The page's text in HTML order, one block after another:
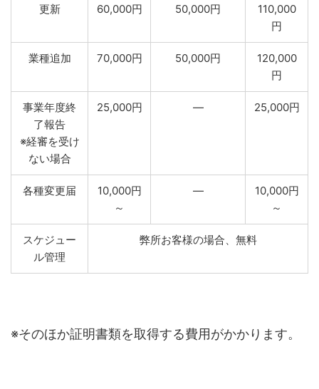
更新 60,000円 50,000円
110,000
円
業種追加 70,000円 50,000円
120,000
円
事業年度終
了報告
※経審を受け
ない場合
25,000円 ― 25,000円
各種変更届
10,000円
～
―
10,000円
～
スケジュー
ル管理
弊所お客様の場合、無料
※そのほか証明書類を取得する費用がかかります。